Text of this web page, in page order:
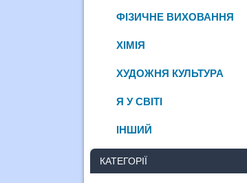
ФІЗИЧНЕ ВИХОВАННЯ
ХІМІЯ
ХУДОЖНЯ КУЛЬТУРА
Я У СВІТІ
ІНШИЙ
КАТЕГОРІЇ